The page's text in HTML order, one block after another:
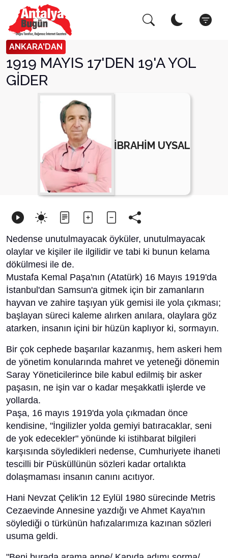
ANKARA'DAN
1919 MAYIS 17'DEN 19'A YOL
GİDER
İBRAHİM UYSAL
Nedense unutulmayacak öyküler, unutulmayacak
olaylar ve kişiler ile ilgilidir ve tabi ki bunun kelama
dökülmesi ile de.
Mustafa Kemal Paşa'nın (Atatürk) 16 Mayıs 1919'da
İstanbul'dan Samsun'a gitmek için bir zamanların
hayvan ve zahire taşıyan yük gemisi ile yola çıkması;
başlayan süreci kaleme alırken anılara, olaylara göz
atarken, insanın içini bir hüzün kaplıyor ki, sormayın.
Bir çok cephede başarılar kazanmış, hem askeri hem
de yönetim konularında mahret ve yeteneği dönemin
Saray Yöneticilerince bile kabul edilmiş bir asker
paşasın, ne işin var o kadar meşakkatli işlerde ve
yollarda.
Paşa, 16 mayıs 1919'da yola çıkmadan önce
kendisine, "İngilizler yolda gemiyi batıracaklar, seni
de yok edecekler" yönünde ki istihbarat bilgileri
karşısında söyledikleri nedense, Cumhuriyete ihaneti
tescilli bir Püsküllünün sözleri kadar ortalıkta
dolaşmaması insanın canını acıtıyor.
Hani Nevzat Çelik'in 12 Eylül 1980 sürecinde Metris
Cezaevinde Annesine yazdığı ve Ahmet Kaya'nın
söylediği o türkünün hafızalarımıza kazınan sözleri
usuma geldi.
Arama Yap! Kapat